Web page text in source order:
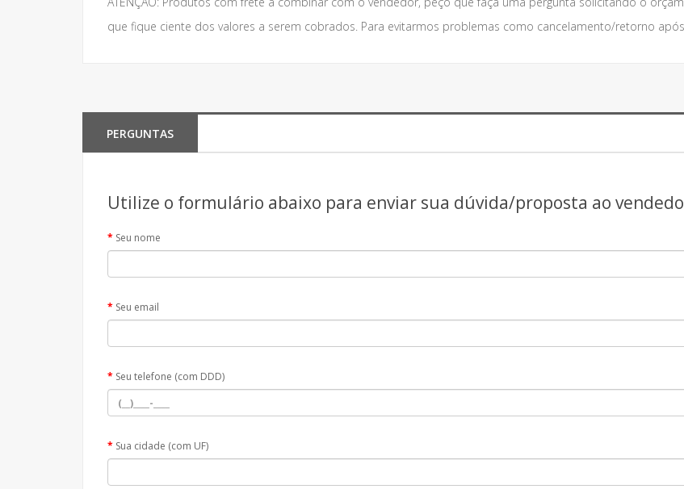
que fique ciente dos valores a serem cobrados. Para evitarmos problemas como cancelamento/retorno
PERGUNTAS
Utilize o formulário abaixo para enviar sua dúvida/proposta ao
Seu nome
Seu email
Seu telefone (com DDD)
Sua cidade (com UF)